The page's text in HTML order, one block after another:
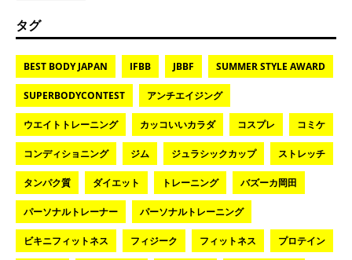
タグ
BEST BODY JAPAN IFBB JBBF SUMMER STYLE AWARD
SUPERBODYCONTEST アンチエイジング
ウエイトトレーニング カッコいいカラダ コスプレ コミケ
コンディショニング ジム ジュラシックカップ ストレッチ
タンパク質 ダイエット トレーニング バズーカ岡田
パーソナルトレーナー パーソナルトレーニング
ビキニフィットネス フィジーク フィットネス プロテイン